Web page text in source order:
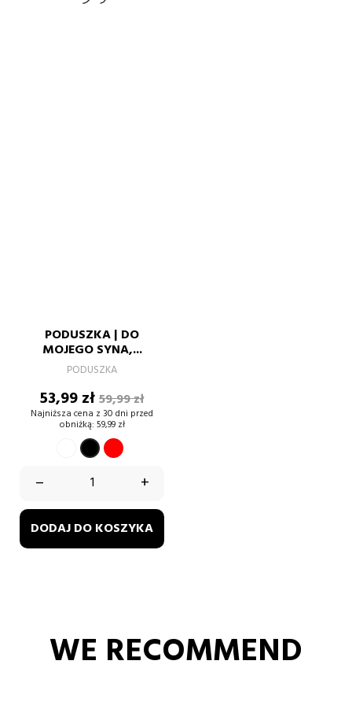
PODUSZKA | DO
MOJEGO SYNA,...
PODUSZKA
Cena
53,99 złCena
podstawowa
59,99 zł
Najniższa cena z 30 dni przed
obniżką: 59,99 zł
BIAŁYCZARNYCZERWONY
– +
DODAJ DO KOSZYKA
WE RECOMMEND